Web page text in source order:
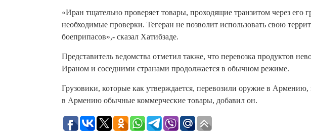
«Иран тщательно проверяет товары, проходящие транзитом через его
необходимые проверки. Тегеран не позволит использовать свою
боеприпасов»,- сказал Хатибзаде.
Представитель ведомства отметил также, что перевозка продуктов
Ираном и соседними странами продолжается в обычном режиме.
Грузовики, которые как утверждается, перевозили оружие в Армению,
в Армению обычные коммерческие товары, добавил он.